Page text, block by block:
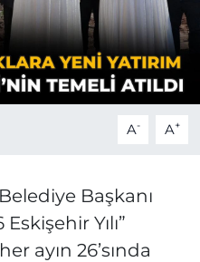
A- A+
Başkanı
Yılı”
ayın 26’sında